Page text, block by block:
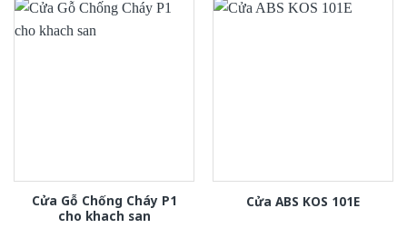
Cửa Gỗ Chống Cháy P1
cho khach san
Cửa ABS KOS 101E